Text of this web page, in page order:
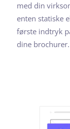
med din
enten statiske
første indtryk
dine brochurer.